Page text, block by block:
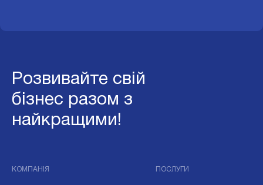
Розвивайте свій
бізнес разом з
найкращими!
КОМПАНІЯ ПОСЛУГИ